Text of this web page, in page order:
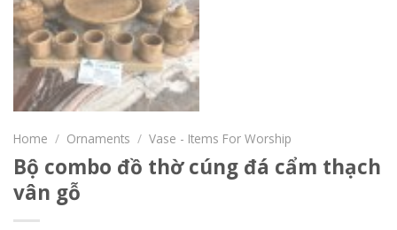
Home / Ornaments / Vase - Items For Worship
Bộ combo đồ thờ cúng đá cẩm thạch
vân gỗ